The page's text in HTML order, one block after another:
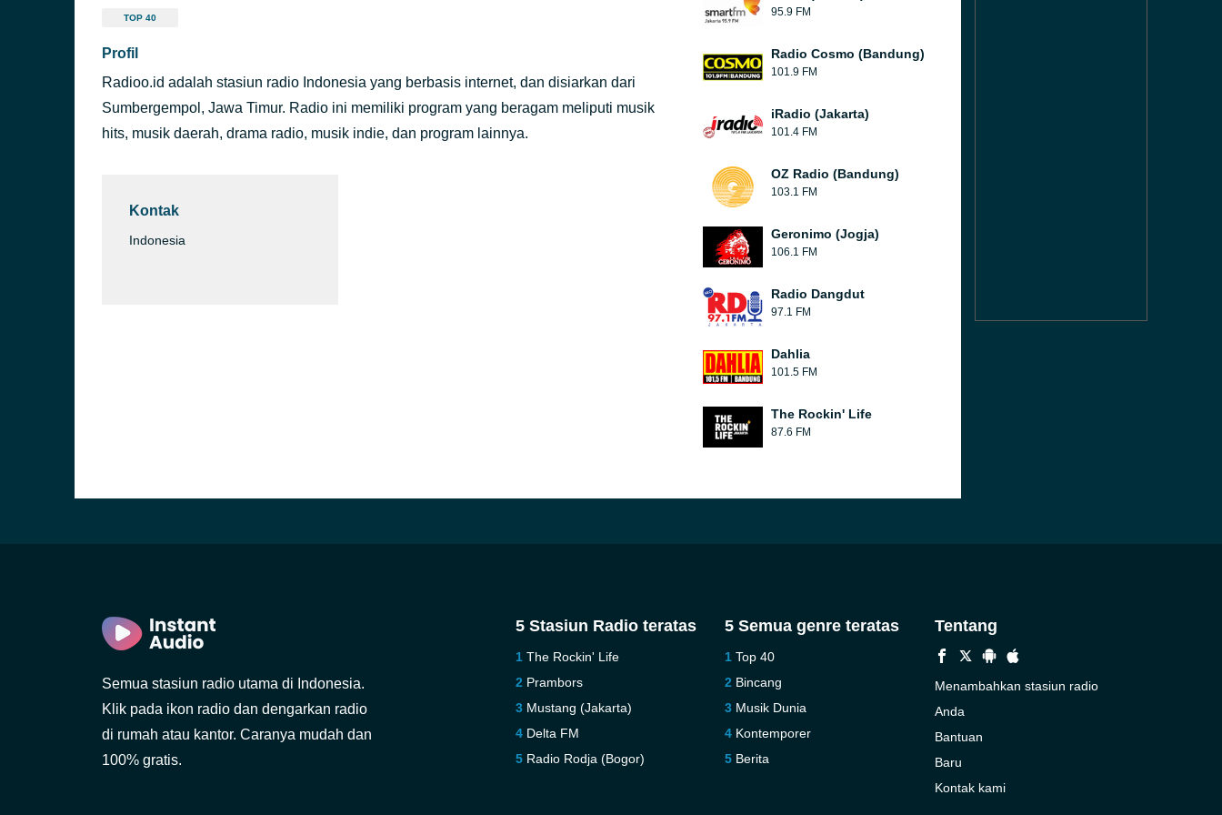
TOP 40
Profil
Radioo.id adalah stasiun radio Indonesia yang berbasis internet, dan disiarkan dari
Sumbergempol, Jawa Timur. Radio ini memiliki program yang beragam meliputi musik
hits, musik daerah, drama radio, musik indie, dan program lainnya.
Kontak
Indonesia
95.9 FM
Radio Cosmo (Bandung)
101.9 FM
iRadio (Jakarta)
101.4 FM
OZ Radio (Bandung)
103.1 FM
Geronimo (Jogja)
106.1 FM
Radio Dangdut
97.1 FM
Dahlia
101.5 FM
The Rockin' Life
87.6 FM
Semua stasiun radio utama di Indonesia.
Klik pada ikon radio dan dengarkan radio
di rumah atau kantor. Caranya mudah dan
100% gratis.
5 Stasiun Radio teratas
The Rockin' Life
Prambors
Mustang (Jakarta)
Delta FM
Radio Rodja (Bogor)
5 Semua genre teratas
Top 40
Bincang
Musik Dunia
Kontemporer
Berita
Tentang
Menambahkan stasiun radio
Anda
Bantuan
Baru
Kontak kami